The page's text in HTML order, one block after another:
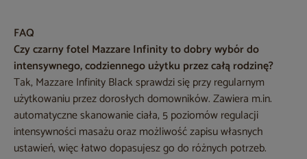
FAQ
Czy czarny fotel Mazzare Infinity to dobry wybór do
intensywnego, codziennego użytku przez całą rodzinę?
Tak, Mazzare Infinity Black sprawdzi się przy regularnym
użytkowaniu przez dorosłych domowników. Zawiera m.in.
automatyczne skanowanie ciała, 5 poziomów regulacji
intensywności masażu oraz możliwość zapisu własnych
ustawień, więc łatwo dopasujesz go do różnych potrzeb.